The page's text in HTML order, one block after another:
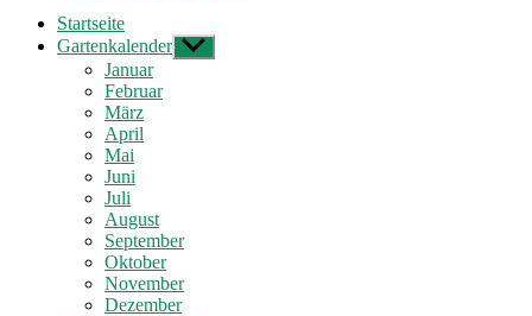
Startseite
Gartenkalender Untermenü
anzeigen
Januar
Februar
März
April
Mai
Juni
Juli
August
September
Oktober
November
Dezember